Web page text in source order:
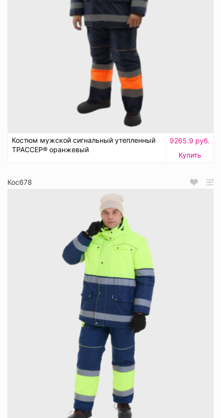
Костюм мужской сигнальный утепленный
ТРАССЕР® оранжевый
9265.9 руб.
Купить
Кос678